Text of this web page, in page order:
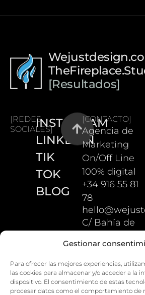
Gestionar
Para ofrecer las mejores experiencias,
las cookies para almacenar y/o acceder a la
dispositivo. El consentimiento de estas
procesar datos como el comportamiento de
[Resultados]
[REDES
SOCIALES]INSTAGRAM
LINKEDIN
TIK
TOK
BLOG
[CONTACTO]
Agencia de
Marketing
On/Off Line
100% digital
+34 916 55 81
78
C/ Bahía de
28042
Madrid